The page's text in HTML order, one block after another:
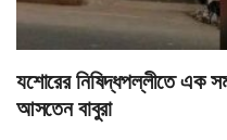
যশোরের নিষিদ্ধপল্লীতে এক
আসতেন বাবুরা